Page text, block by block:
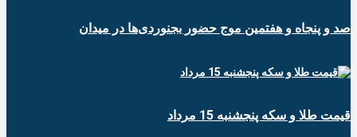
صد و پنجاه و هفتمین موج حضور بجنوردی‌ها در میدان
قیمت طلا و سکه پنجشنبه 15 مرداد